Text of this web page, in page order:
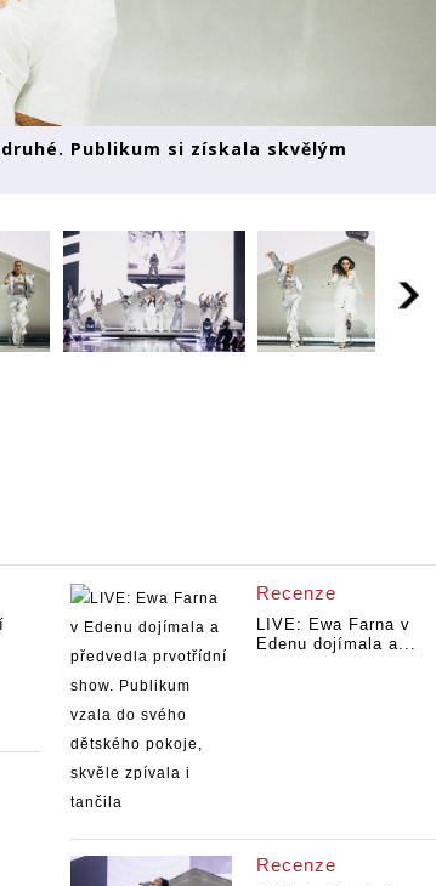
Publikum si získala skvělým
Recenze
LIVE: Ewa Farna v
Edenu dojímala a...
Recenze